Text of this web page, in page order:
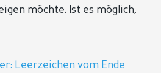
möchte. Ist es möglich,
Leerzeichen vom Ende